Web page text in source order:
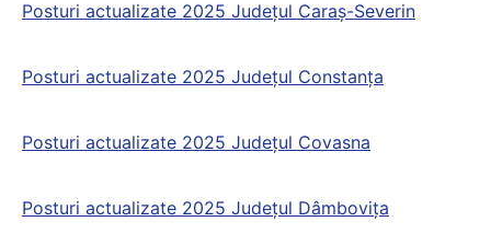
Posturi actualizate 2025 Județul Caraş-Severin
Posturi actualizate 2025 Județul Constanța
Posturi actualizate 2025 Județul Covasna
Posturi actualizate 2025 Județul Dâmbovița